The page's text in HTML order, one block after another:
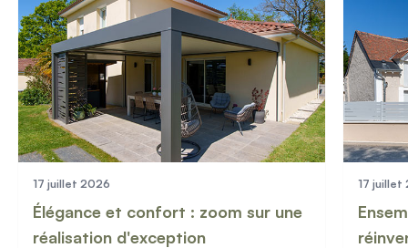
17 juillet 2026
Élégance et confort : zoom sur une
réalisation d'exception
17 juillet